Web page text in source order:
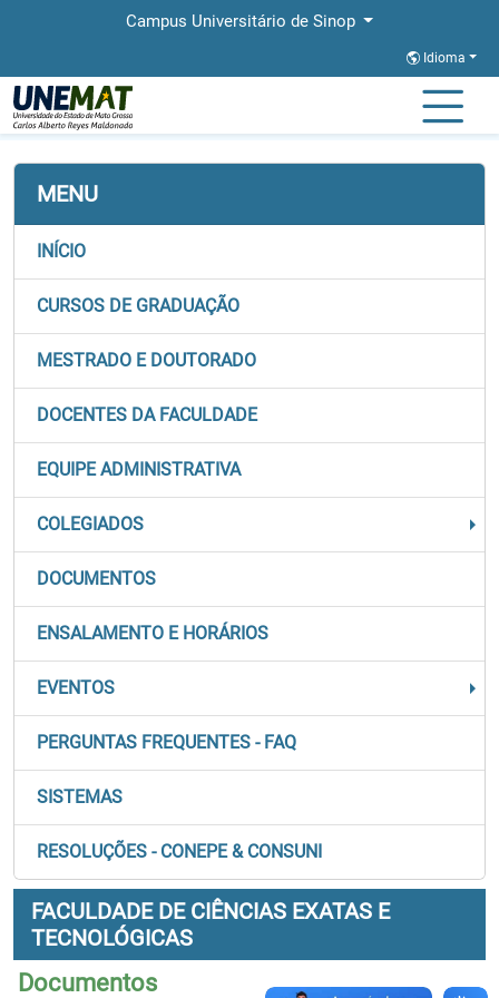
Campus Universitário de Sinop
Idioma
Página Inicial
MENU
INÍCIO
CURSOS DE GRADUAÇÃO
MESTRADO E DOUTORADO
DOCENTES DA FACULDADE
EQUIPE ADMINISTRATIVA
COLEGIADOS
DOCUMENTOS
ENSALAMENTO E HORÁRIOS
EVENTOS
PERGUNTAS FREQUENTES - FAQ
SISTEMAS
RESOLUÇÕES - CONEPE & CONSUNI
FACULDADE DE CIÊNCIAS EXATAS E
TECNOLÓGICAS
Documentos